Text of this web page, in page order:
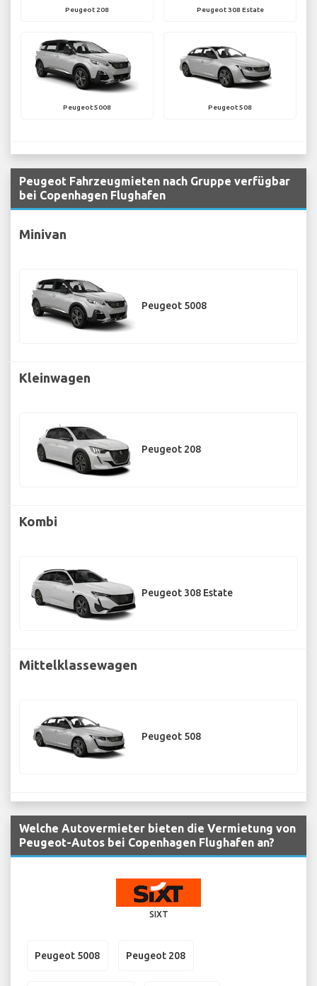
Peugeot 208 Peugeot 308 Estate
Peugeot 5008 Peugeot 508
Peugeot Fahrzeugmieten nach Gruppe verfügbar
bei Copenhagen Flughafen
Minivan
Peugeot 5008
Kleinwagen
Peugeot 208
Kombi
Peugeot 308 Estate
Mittelklassewagen
Peugeot 508
Welche Autovermieter bieten die Vermietung von
Peugeot-Autos bei Copenhagen Flughafen an?
SIXT
Peugeot 5008 Peugeot 208